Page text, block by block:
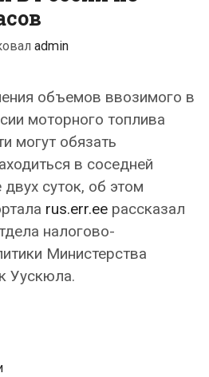
admin
объемов ввозимого в
моторного топлива
могут обязать
в соседней
суток, об этом
rus.err.ee рассказал
налогово-
Министерства
Уускюла.